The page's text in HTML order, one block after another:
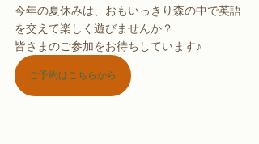
今年の夏休みは、おもいっきり森の中で英語
を交えて楽しく遊びませんか？
皆さまのご参加をお待ちしています♪
ご予約はこちらから